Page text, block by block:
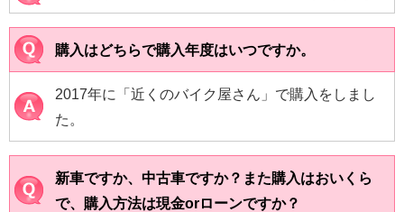
購入はどちらで購入年度はいつですか。
2017年に「近くのバイク屋さん」で購入をしまし
た。
新車ですか、中古車ですか？また購入はおいくら
で、購入方法は現金orローンですか？